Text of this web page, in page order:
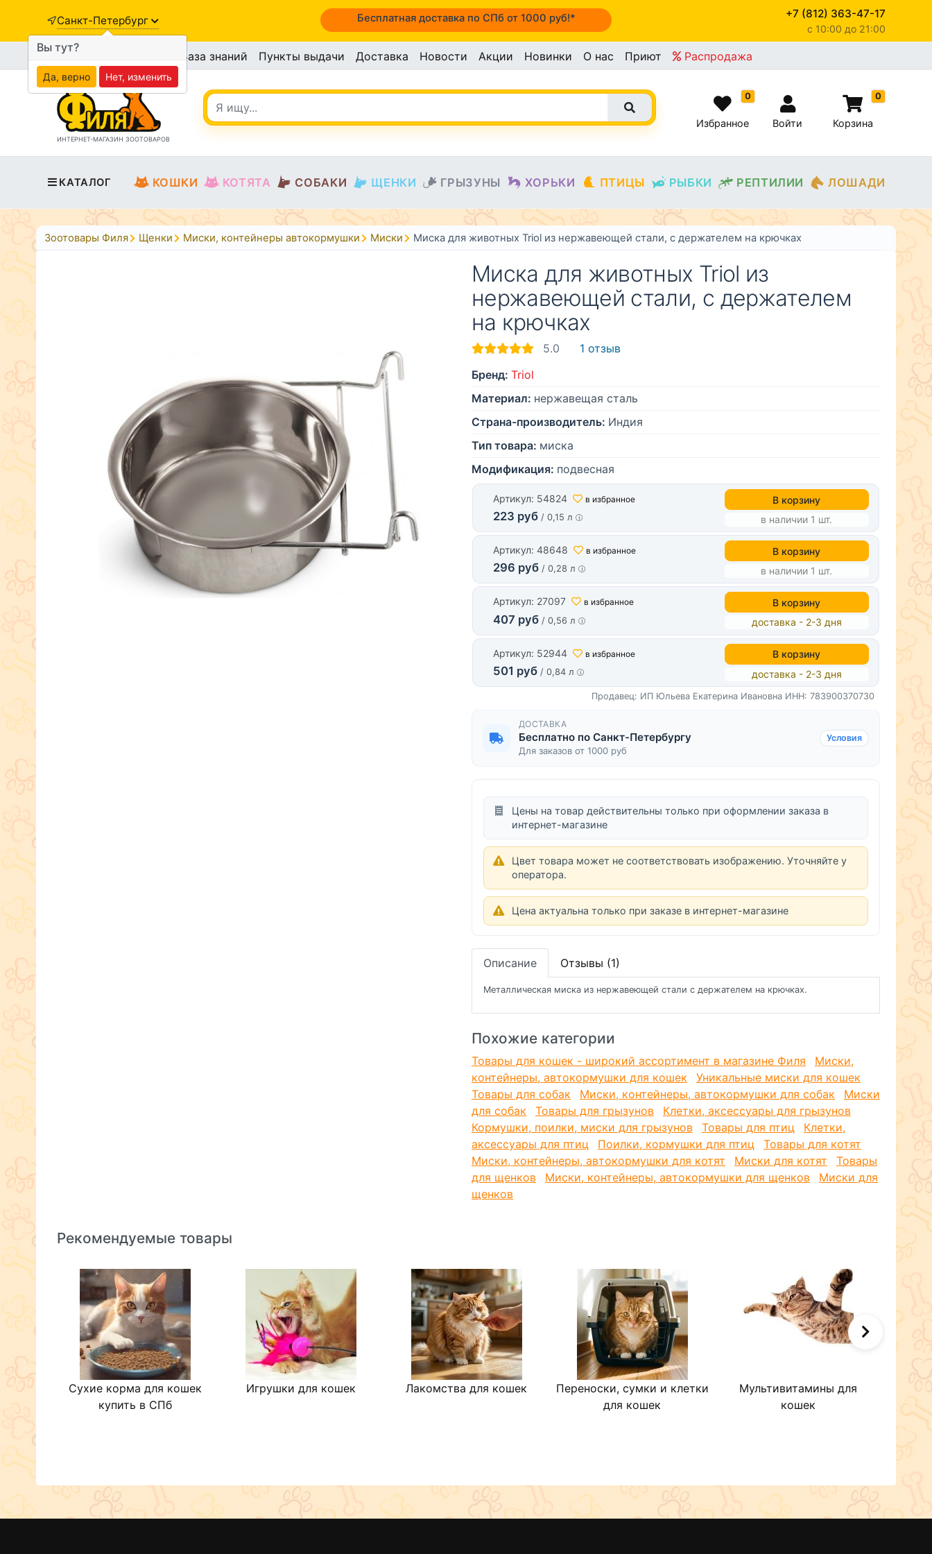
Санкт-Петербург Бесплатная доставка по СПб от 1000 руб!* +7 (812) 363-47-17
c 10:00 до 21:00
База знаний Пункты выдачи Доставка Новости Акции Новинки О нас Приют Распродажа
ИНТЕРНЕТ-МАГАЗИН ЗООТОВАРОВ
0
Избранное Войти
0
Корзина
КАТАЛОГ КОШКИ КОТЯТА СОБАКИ ЩЕНКИ ГРЫЗУНЫ ХОРЬКИ ПТИЦЫ РЫБКИ РЕПТИЛИИ ЛОШАДИ
Зоотовары Филя Щенки Миски, контейнеры автокормушки Миски Миска для животных Triol из нержавеющей стали, с держателем на крючках
Миска для животных Triol из
нержавеющей стали, с держателем
на крючках
5.0
1 отзыв
Бренд: Triol
Материал: нержавещая сталь
Страна-производитель: Индия
Тип товара: миска
Модификация: подвесная
Артикул: 54824 в избранное
223 руб / 0,15 л
В корзину
в наличии 1 шт.
Артикул: 48648 в избранное
296 руб / 0,28 л
В корзину
в наличии 1 шт.
Артикул: 27097 в избранное
407 руб / 0,56 л
В корзину
доставка - 2-3 дня
Артикул: 52944 в избранное
501 руб / 0,84 л
В корзину
доставка - 2-3 дня
Продавец: ИП Юльева Екатерина Ивановна ИНН: 783900370730
ДОСТАВКА
Бесплатно по Санкт-Петербургу
Для заказов от 1000 руб
Условия
Цены на товар действительны только при оформлении заказа в
интернет-магазине
Цвет товара может не соответствовать изображению. Уточняйте у
оператора.
Цена актуальна только при заказе в интернет-магазине
Описание Отзывы (1)
Металлическая миска из нержавеющей стали с держателем на крючках.
Похожие категории
Товары для кошек - широкий ассортимент в магазине Филя
Миски,
контейнеры, автокормушки для кошек
Уникальные миски для кошек
Товары для собак
Миски, контейнеры, автокормушки для собак
Миски
для собак
Товары для грызунов
Клетки, аксессуары для грызунов
Кормушки, поилки, миски для грызунов
Товары для птиц
Клетки,
аксессуары для птиц
Поилки, кормушки для птиц
Товары для котят
Миски, контейнеры, автокормушки для котят
Миски для котят
Товары
для щенков
Миски, контейнеры, автокормушки для щенков
Миски для
щенков
Рекомендуемые товары
Сухие корма для кошек
купить в СПб
Игрушки для кошек Лакомства для кошек
Переноски, сумки и клетки
для кошек
Мультивитамины для
кошек
Вы тут?
Да, верно Нет, изменить